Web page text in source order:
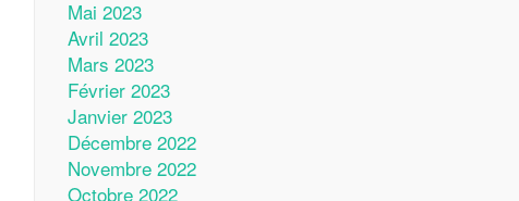
Mai 2023
Avril 2023
Mars 2023
Février 2023
Janvier 2023
Décembre 2022
Novembre 2022
Octobre 2022